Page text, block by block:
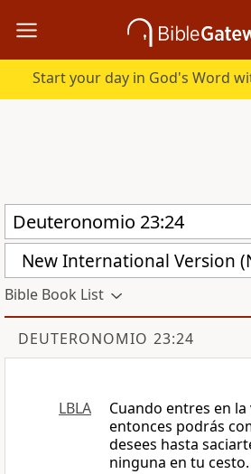
New International Version
Bible Book List
DEUTERONOMIO 23:24
LBLA
Cuando entres en
entonces podrás
desees hasta
ninguna en tu cesto.